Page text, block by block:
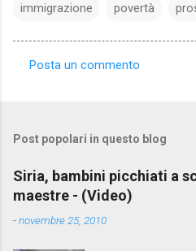
immigrazione povertà
e
n
t
Posta un commento
Post popolari in questo blog
Siria, bambini picchiati a
maestre - (Video)
-novembre 25, 2010